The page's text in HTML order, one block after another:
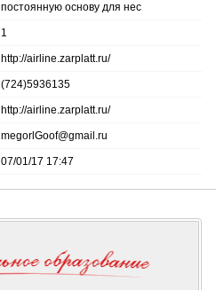
постоянную основу для нес
1
http://airline.zarplatt.ru/
(724)5936135
http://airline.zarplatt.ru/
megorlGoof@gmail.ru
07/01/17 17:47